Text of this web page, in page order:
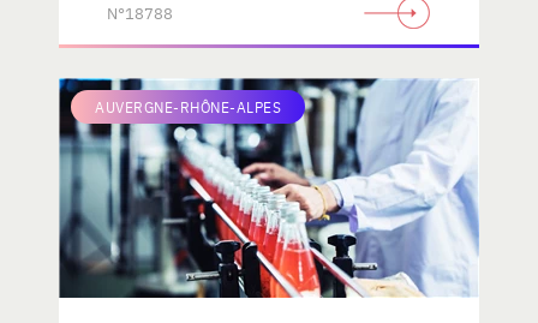
N°18788
AUVERGNE-RHÔNE-ALPES